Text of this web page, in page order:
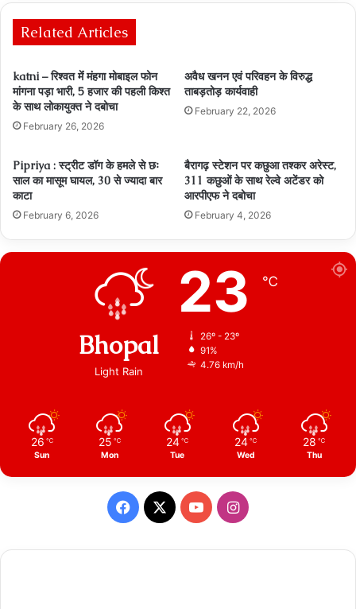
Related Articles
katni – रिश्‍वत मेंं मंहगा मोबाइल फोन
मांगना पड़ा भारी, 5 हजार की पहली किश्‍त
के साथ लोकायुक्‍त ने दबोचा
February 26, 2026
अवैध खनन एवं परिवहन के विरुद्ध
ताबड़तोड़ कार्यवाही
February 22, 2026
Pipriya : स्ट्रीट डॉग के हमले से छः
साल का मासूम घायल, 30 से ज्यादा बार
काटा
February 6, 2026
बैरागढ़ स्‍टेशन पर कछुआ तश्‍कर अरेस्‍ट,
311 कछुओं के साथ रेल्‍वे अटेंडर को
आरपीएफ ने दबोचा
February 4, 2026
Bhopal
Light Rain
23 ℃
26º - 23º
91%
4.76 km/h
26 ℃
Sun
25 ℃
Mon
24 ℃
Tue
24 ℃
Wed
28 ℃
Thu
Facebook
X YouTubeInstagram